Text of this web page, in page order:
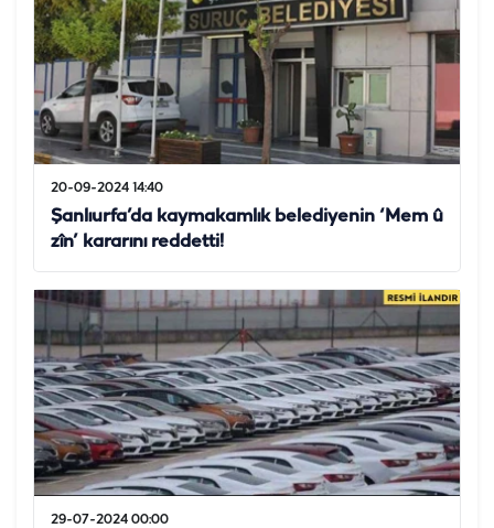
20-09-2024 14:40
Şanlıurfa’da kaymakamlık belediyenin ‘Mem û
zîn’ kararını reddetti!
29-07-2024 00:00